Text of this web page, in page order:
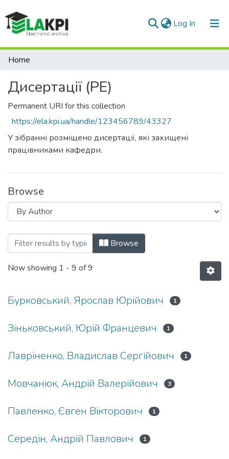
Log In (current)
Communities & Collections
Home
Дисертації (РЕ)
Permanent URI for this collection
https://ela.kpi.ua/handle/123456789/43327
У зібранні розміщено дисертації, які захищені
працівниками кафедри.
Browse
Browsing Дисертації (РЕ) by Author
Browse
Now showing 1 - 9 of 9
Бурковський, Ярослав Юрійович 1
Зіньковський, Юрій Францевич 1
Лавріненко, Владислав Сергійович 1
Мовчанюк, Андрій Валерійович 3
Павленко, Євген Вікторович 1
Середін, Андрій Павлович 1